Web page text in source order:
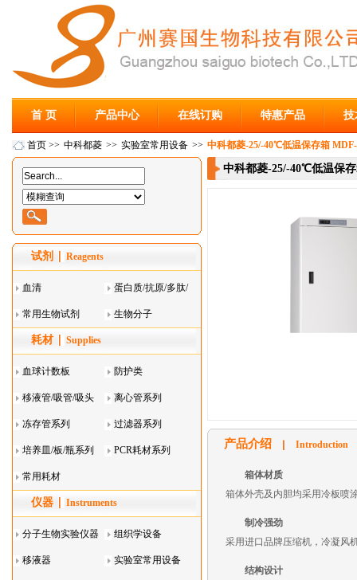
首 页 产品中心 在线订购 特惠产品 技
首页 >> 中科都菱 >> 实验室常用设备 >> 中科都菱-25/-40℃低温保存箱
试剂 Reagents
血清 蛋白质/抗原/多肽/
酶
常用生物试剂 生物分子
耗材 Supplies
血球计数板 防护类
移液管/吸管/吸头
系列
离心管系列
冻存管系列 过滤器系列
培养皿/板/瓶系列 PCR耗材系列
常用耗材
仪器 Instruments
分子生物实验仪器 组织学设备
移液器 实验室常用设备
中科都菱-25/-40℃低温保
产品介绍 Introduction
箱体材质
箱体外壳及内胆均采用冷板喷
制冷强劲
采用进口品牌压缩机，冷凝风
结构设计